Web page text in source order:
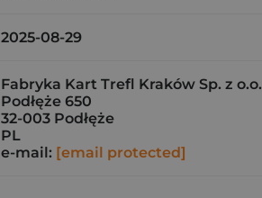
2025-08-29
Fabryka Kart Trefl Kraków Sp. z o.o.
Podłęże 650
32-003 Podłęże
PL
e-mail: [email protected]